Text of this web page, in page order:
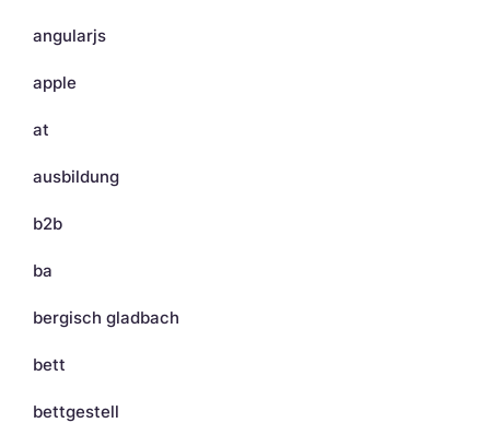
angularjs
apple
at
ausbildung
b2b
ba
bergisch gladbach
bett
bettgestell